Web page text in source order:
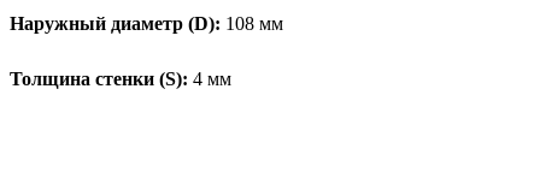
Наружный диаметр (D): 108 мм
Толщина стенки (S): 4 мм